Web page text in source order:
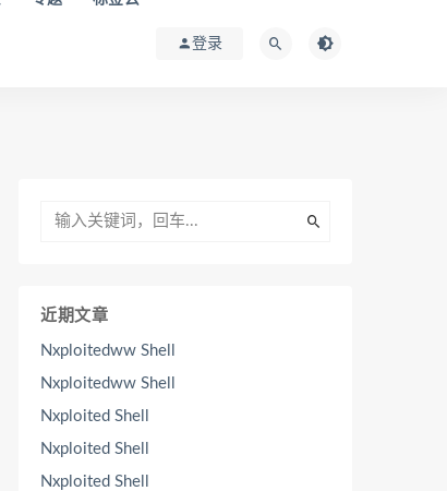
登录
近期文章
Nxploitedww Shell
Nxploitedww Shell
Nxploited Shell
Nxploited Shell
Nxploited Shell